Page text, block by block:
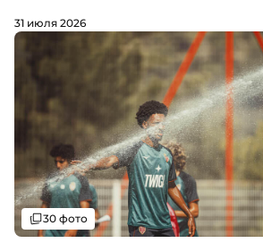
31 июля 2026
Галерея
30 фото